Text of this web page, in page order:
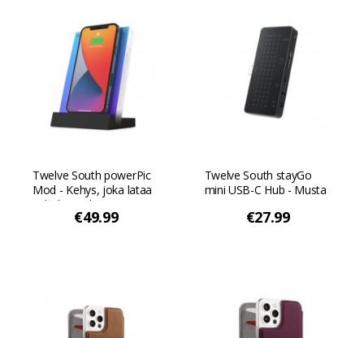
Twelve South powerPic
Mod - Kehys, joka lataa
puhelimesi langattomasti
€49.99
Twelve South stayGo
mini USB-C Hub - Musta
€27.99